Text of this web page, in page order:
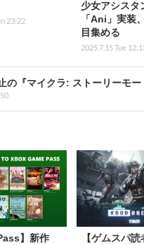
23:22
少女アシスタ
「Ani」実装
目集める
2025.7.15 Tue
『マイクラ: ストーリーモ
】新作
【ゲムスパ